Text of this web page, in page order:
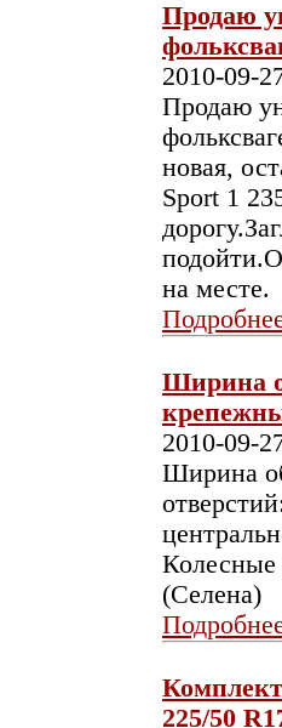
Продаю
2010-09-
Продаю
новая,
Sport 1
на месте.
Ширина
2010-09-
Ширина
Колесные
(Селена)
225/50